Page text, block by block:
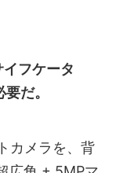
イフケータ
だ。
カメラを、背